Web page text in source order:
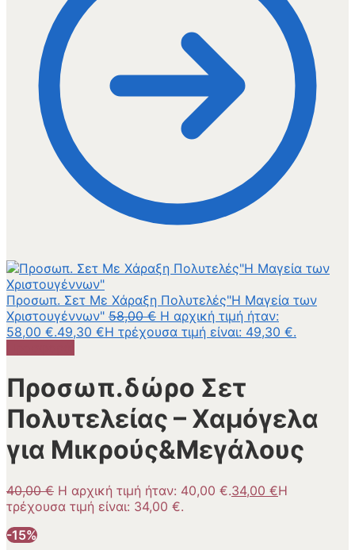
Προσωπ. Σετ Με Χάραξη Πολυτελές"Η Μαγεία των
Χριστουγέννων" 58,00€ Η αρχική τιμή ήταν:
58,00 €.49,30 €Η τρέχουσα τιμή είναι: 49,30 €.
Προσωπ.δώρο Σετ
Πολυτελείας – Χαμόγελα
για Μικρούς&Μεγάλους
40,00€ Η αρχική τιμή ήταν: 40,00 €.34,00 €Η
τρέχουσα τιμή είναι: 34,00 €.
-15%